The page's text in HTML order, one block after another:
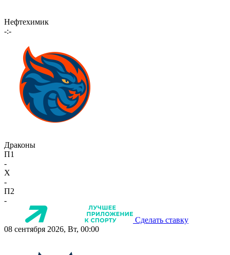
Нефтехимик
-:-
Драконы
П1
-
X
-
П2
-
Сделать ставку
08 сентября 2026, Вт, 00:00